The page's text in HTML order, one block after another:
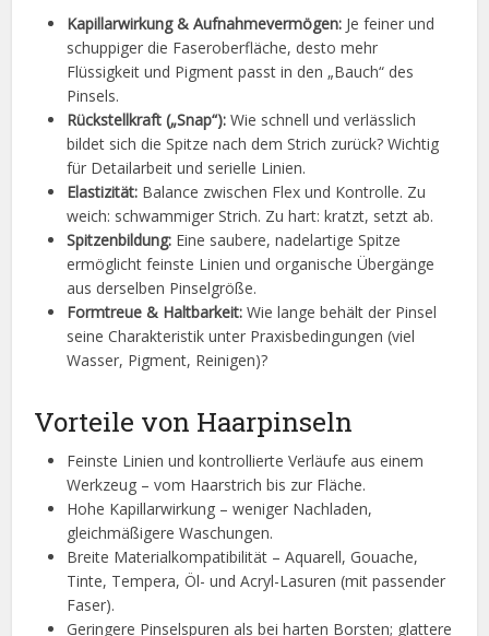
Kapillarwirkung & Aufnahmevermögen: Je feiner und
schuppiger die Faseroberfläche, desto mehr
Flüssigkeit und Pigment passt in den „Bauch“ des
Pinsels.
Rückstellkraft („Snap“): Wie schnell und verlässlich
bildet sich die Spitze nach dem Strich zurück? Wichtig
für Detailarbeit und serielle Linien.
Elastizität: Balance zwischen Flex und Kontrolle. Zu
weich: schwammiger Strich. Zu hart: kratzt, setzt ab.
Spitzenbildung: Eine saubere, nadelartige Spitze
ermöglicht feinste Linien und organische Übergänge
aus derselben Pinselgröße.
Formtreue & Haltbarkeit: Wie lange behält der Pinsel
seine Charakteristik unter Praxisbedingungen (viel
Wasser, Pigment, Reinigen)?
Vorteile von Haarpinseln
Feinste Linien und kontrollierte Verläufe aus einem
Werkzeug – vom Haarstrich bis zur Fläche.
Hohe Kapillarwirkung – weniger Nachladen,
gleichmäßigere Waschungen.
Breite Materialkompatibilität – Aquarell, Gouache,
Tinte, Tempera, Öl- und Acryl-Lasuren (mit passender
Faser).
Geringere Pinselspuren als bei harten Borsten; glattere